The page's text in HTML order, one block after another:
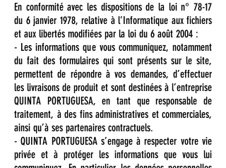
En conformité avec les dispositions de la loi n° 78-17
du 6 janvier 1978, relative à l’Informatique aux fichiers
et aux libertés modifiées par la loi du 6 août 2004 :
- Les informations que vous communiquez, notamment
du fait des formulaires qui sont présents sur le site,
permettent de répondre à vos demandes, d’effectuer
les livraisons de produit et sont destinées à l’entreprise
QUINTA PORTUGUESA, en tant que responsable de
traitement, à des fins administratives et commerciales,
ainsi qu’à ses partenaires contractuels.
- QUINTA PORTUGUESA s’engage à respecter votre vie
privée et à protéger les informations que vous lui